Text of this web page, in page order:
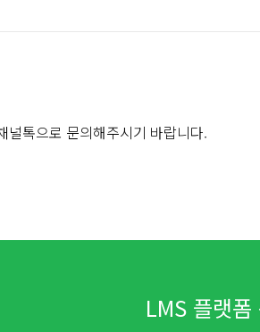
널톡으로 문의해주시기 바랍니다.
LMS 플랫